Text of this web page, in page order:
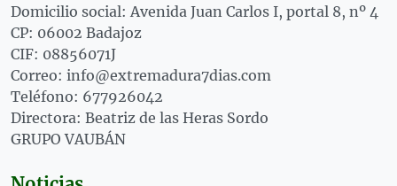
Domicilio social: Avenida Juan Carlos I, portal 8, nº 4
CP: 06002 Badajoz
CIF: 08856071J
Correo: info@extremadura7dias.com
Teléfono: 677926042
Directora: Beatriz de las Heras Sordo
GRUPO VAUBÁN